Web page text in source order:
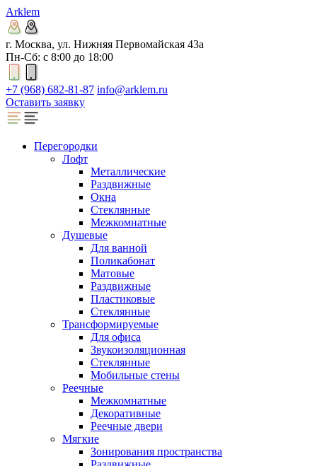
Arklem
г. Москва, ул. Нижняя Первомайская 43а
Пн-Сб: с 8:00 до 18:00
+7 (968) 682-81-87 info@arklem.ru
Оставить заявку
Перегородки
Лофт
Металлические
Раздвижные
Окна
Стеклянные
Межкомнатные
Душевые
Для ванной
Поликабонат
Матовые
Раздвижные
Пластиковые
Стеклянные
Трансформируемые
Для офиса
Звукоизоляционная
Стеклянные
Мобильные стены
Реечные
Межкомнатные
Декоративные
Реечные двери
Мягкие
Зонирования пространства